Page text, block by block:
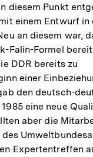
diesem Punkt
einem Entwurf in
an diesem war,
Falin-Formel
DDR bereits zu
einer
den deutsch-
eine neue
aber die
Expertentreffen